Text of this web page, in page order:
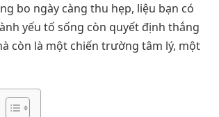
bo ngày càng thu hẹp, liệu bạn có
yếu tố sống còn quyết định thắng
còn là một chiến trường tâm lý, một